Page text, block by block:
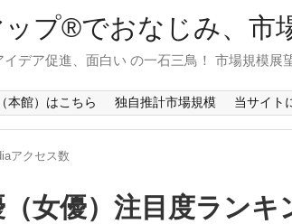
プ®でおなじみ、市
デア促進、面白い の一石三鳥！ 市場規模展
本館）はこちら 独自推計市場規模 当サイト
アクセス数
（女優）注目度ランキ